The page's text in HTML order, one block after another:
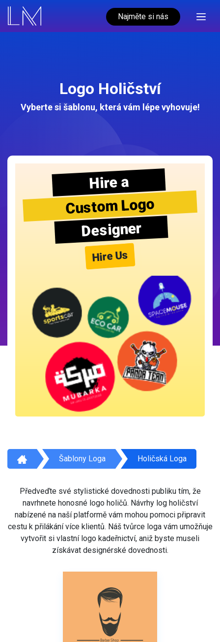
Najměte si nás
Logo Holičství
Vyberte si šablonu, která vám lépe vyhovuje!
Hire a
Custom Logo
Designer
Hire Us
Šablony Loga Holičská Loga
Předveďte své stylistické dovednosti publiku tím, že
navrhnete honosné logo holičů. Návrhy log holičství
nabízené na naší platformě vám mohou pomoci připravit
cestu k přilákání více klientů. Náš tvůrce loga vám umožňuje
vytvořit si vlastní logo kadeřnictví, aniž byste museli
získávat designérské dovednosti.